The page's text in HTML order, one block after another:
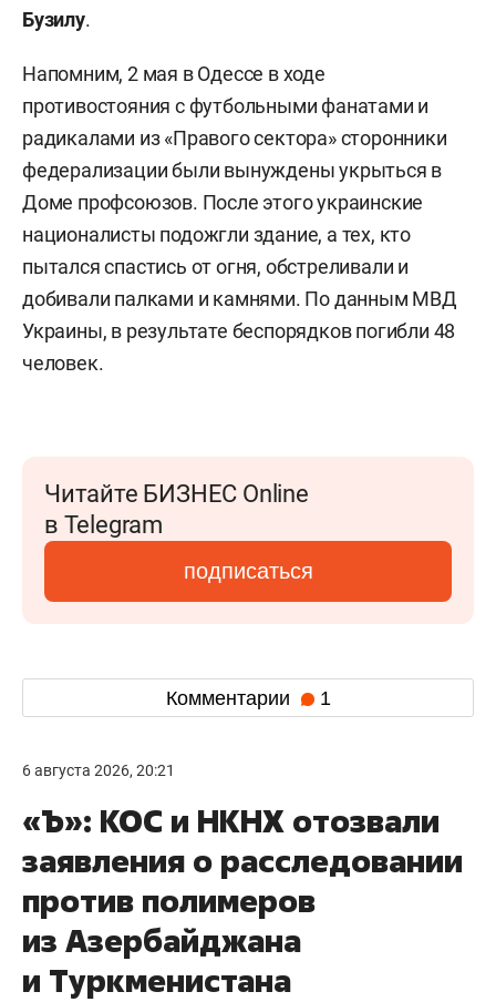
Бузилу.
Напомним, 2 мая в Одессе в ходе
противостояния с футбольными фанатами и
радикалами из «Правого сектора» сторонники
федерализации были вынуждены укрыться в
Доме профсоюзов. После этого украинские
националисты подожгли здание, а тех, кто
пытался спастись от огня, обстреливали и
добивали палками и камнями. По данным МВД
Украины, в результате беспорядков погибли 48
человек.
Читайте БИЗНЕС Online
в Telegram
подписаться
Комментарии 1
6 августа 2026, 20:21
«Ъ»: КОС и НКНХ отозвали
заявления о расследовании
против полимеров
из Азербайджана
и Туркменистана